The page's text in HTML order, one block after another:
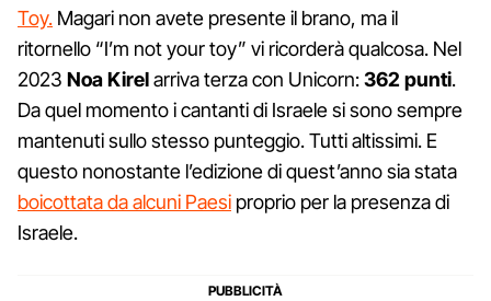
Toy. Magari non avete presente il brano, ma il
ritornello “I’m not your toy” vi ricorderà qualcosa. Nel
2023 Noa Kirelarriva terza con Unicorn:362 punti.
Da quel momento i cantanti di Israele si sono sempre
mantenuti sullo stesso punteggio. Tutti altissimi. E
questo nonostante l’edizione di quest’anno sia stata
boicottata da alcuni Paesi proprio per la presenza di
Israele.